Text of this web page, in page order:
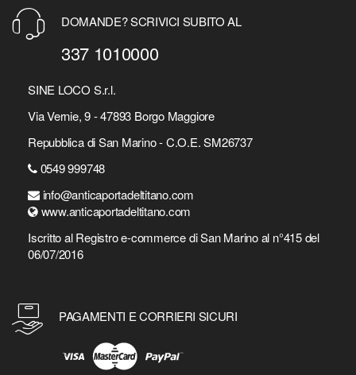
DOMANDE? SCRIVICI SUBITO AL
337 1010000
SINE LOCO S.r.l.
Via Vernie, 9 - 47893 Borgo Maggiore
Repubblica di San Marino - C.O.E. SM26737
0549 999748
info@anticaportadeltitano.com
www.anticaportadeltitano.com
Iscritto al Registro e-commerce di San Marino al n°415 del
06/07/2016
PAGAMENTI E CORRIERI SICURI